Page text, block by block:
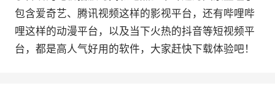
包含爱奇艺、腾讯视频这样的影视平台，还有哔哩哔
哩这样的动漫平台，以及当下火热的抖音等短视频平
台，都是高人气好用的软件，大家赶快下载体验吧！